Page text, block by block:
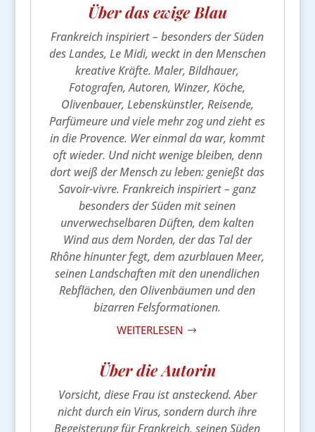
Über das ewige Blau
Frankreich inspiriert – besonders der Süden
des Landes, Le Midi, weckt in den Menschen
kreative Kräfte. Maler, Bildhauer,
Fotografen, Autoren, Winzer, Köche,
Olivenbauer, Lebenskünstler, Reisende,
Parfümeure und viele mehr zog und zieht es
in die Provence. Wer einmal da war, kommt
oft wieder. Und nicht wenige bleiben, denn
dort weiß der Mensch zu leben: genießt das
Savoir-vivre. Frankreich inspiriert – ganz
besonders der Süden mit seinen
unverwechselbaren Düften, dem kalten
Wind aus dem Norden, der das Tal der
Rhône hinunter fegt, dem azurblauen Meer,
seinen Landschaften mit den unendlichen
Rebflächen, den Olivenbäumen und den
bizarren Felsformationen.
WEITERLESEN $
Über die Autorin
Vorsicht, diese Frau ist ansteckend. Aber
nicht durch ein Virus, sondern durch ihre
Begeisterung für Frankreich, seinen Süden